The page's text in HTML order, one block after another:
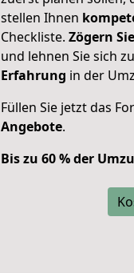
stellen Ihnen
Checkliste. Zögern
und lehnen Sie sich
Erfahrung in der
Füllen Sie jetzt das
Angebote.
Bis zu 60 % der